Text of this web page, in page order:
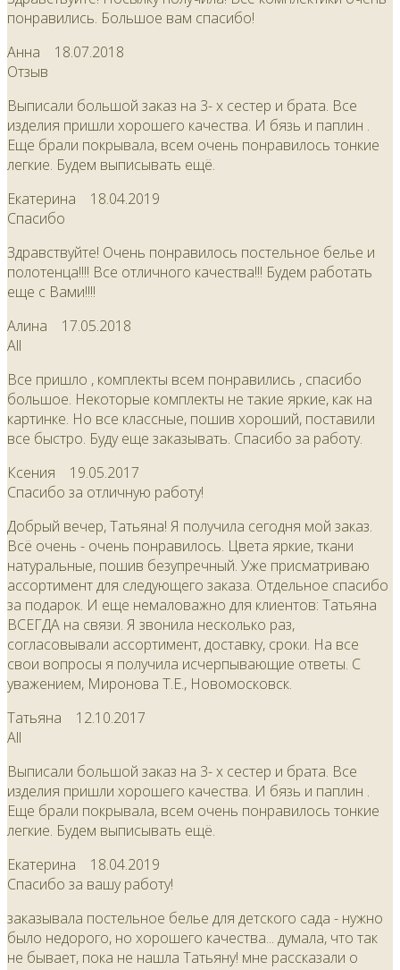
понравились. Большое вам спасибо!
Анна 18.07.2018
Отзыв
Выписали большой заказ на 3- х сестер и брата. Все
изделия пришли хорошего качества. И бязь и паплин .
Еще брали покрывала, всем очень понравилось тонкие
легкие. Будем выписывать ещё.
Екатерина 18.04.2019
Спасибо
Здравствуйте! Очень понравилось постельное белье и
полотенца!!!! Все отличного качества!!! Будем работать
еще с Вами!!!!
Алина 17.05.2018
All
Все пришло , комплекты всем понравились , спасибо
большое. Некоторые комплекты не такие яркие, как на
картинке. Но все классные, пошив хороший, поставили
все быстро. Буду еще заказывать. Спасибо за работу.
Ксения 19.05.2017
Спасибо за отличную работу!
Добрый вечер, Татьяна! Я получила сегодня мой заказ.
Всё очень - очень понравилось. Цвета яркие, ткани
натуральные, пошив безупречный. Уже присматриваю
ассортимент для следующего заказа. Отдельное спасибо
за подарок. И еще немаловажно для клиентов: Татьяна
ВСЕГДА на связи. Я звонила несколько раз,
согласовывали ассортимент, доставку, сроки. На все
свои вопросы я получила исчерпывающие ответы. С
уважением, Миронова Т.Е., Новомосковск.
Татьяна 12.10.2017
All
Выписали большой заказ на 3- х сестер и брата. Все
изделия пришли хорошего качества. И бязь и паплин .
Еще брали покрывала, всем очень понравилось тонкие
легкие. Будем выписывать ещё.
Екатерина 18.04.2019
Спасибо за вашу работу!
заказывала постельное белье для детского сада - нужно
было недорого, но хорошего качества... думала, что так
не бывает, пока не нашла Татьяну! мне рассказали о